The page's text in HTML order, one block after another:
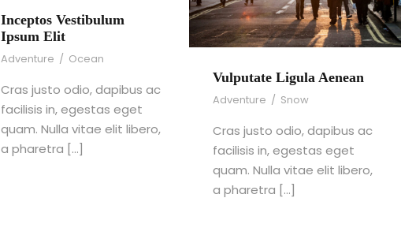
Inceptos Vestibulum
Ipsum Elit
Adventure / Ocean
Cras justo odio, dapibus ac
facilisis in, egestas eget
quam. Nulla vitae elit libero,
a pharetra […]
Vulputate Ligula Aenean
Adventure / Snow
Cras justo odio, dapibus ac
facilisis in, egestas eget
quam. Nulla vitae elit libero,
a pharetra […]